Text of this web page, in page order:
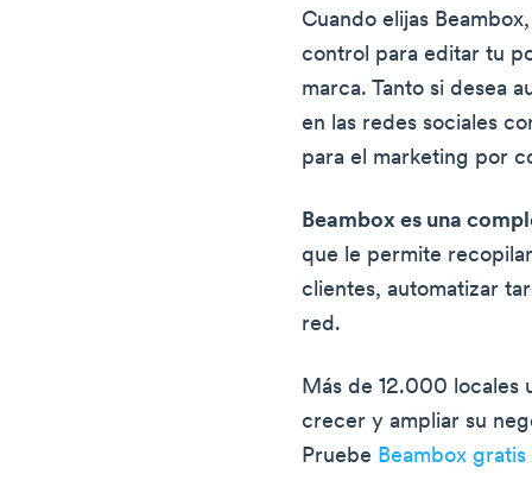
Cuando elijas
control para editar tu
marca. Tanto si desea
en las redes sociales
para el marketing por
Beambox es una
que le permite
clientes, automatizar
red.
Más de 12.000 locales
crecer y ampliar su
Pruebe Beambox